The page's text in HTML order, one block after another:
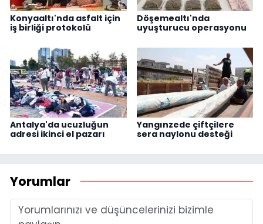
Konyaaltı'nda asfalt için
iş birliği protokolü
Döşemealtı'nda
uyuşturucu operasyonu
Antalya'da ucuzluğun
adresi ikinci el pazarı
Yangınzede çiftçilere
sera naylonu desteği
Yorumlar